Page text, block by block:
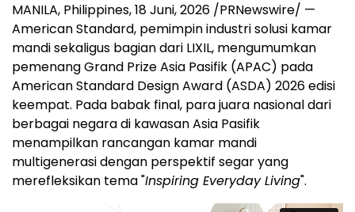
MANILA, Philippines,18 Juni, 2026 /PRNewswire/ —
American Standard, pemimpin industri solusi kamar
mandi sekaligus bagian dari LIXIL, mengumumkan
pemenang Grand Prize Asia Pasifik (APAC) pada
American Standard Design Award (ASDA) 2026 edisi
keempat. Pada babak final, para juara nasional dari
berbagai negara di kawasan Asia Pasifik
menampilkan rancangan kamar mandi
multigenerasi dengan perspektif segar yang
merefleksikan tema "Inspiring Everyday Living".